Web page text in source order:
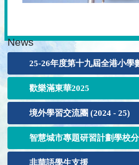
News
25-26年度第十九屆全港小學
歡樂滿東華2025
境外學習交流團 (2024 - 25)
智慧城市專題研習計劃學校
非華語學生支援